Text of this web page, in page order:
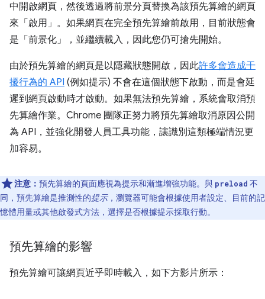
中開啟網頁，然後透過將前景分頁替換為該預先算繪的網頁
來「啟用」。如果網頁在完全預先算繪前啟用，目前狀態會
是「前景化」，並繼續載入，因此您仍可搶先開始。
由於預先算繪的網頁是以隱藏狀態開啟，因此許多會造成干
擾行為的 API (例如提示) 不會在這個狀態下啟動，而是會延
遲到網頁啟動時才啟動。如果無法預先算繪，系統會取消預
先算繪作業。Chrome 團隊正努力將預先算繪取消原因公開
為 API，並強化開發人員工具功能，讓識別這類極端情況更
加容易。
注意： 預先算繪的頁面應視為提示和漸進增強功能。與 preload 不
同，預先算繪是推測性的提示，瀏覽器可能會根據使用者設定、目前的記
憶體用量或其他啟發式方法，選擇是否根據提示採取行動。
預先算繪的影響
預先算繪可讓網頁近乎即時載入，如下方影片所示：